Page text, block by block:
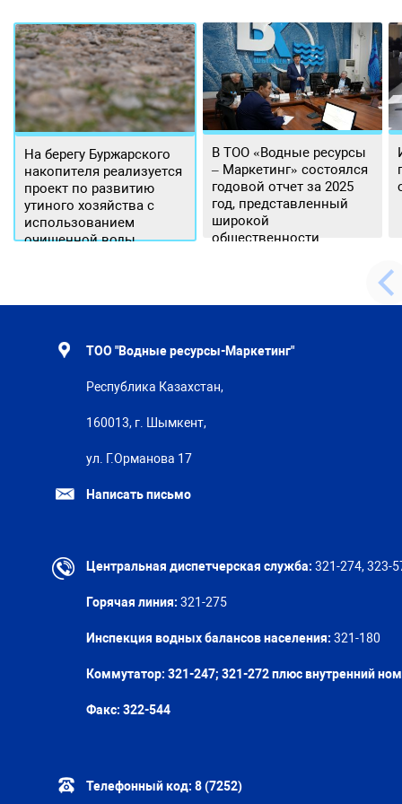
На берегу Буржарского
накопителя реализуется
проект по развитию
утиного хозяйства с
использованием
очищенной воды
В ТОО «Водные ресурсы
– Маркетинг» состоялся
годовой отчет за 2025
год, представленный
широкой
общественности.
ТОО "Водные ресурсы-Маркетинг"
Республика Казахстан,
160013, г. Шымкент,
ул. Г.Орманова 17
Написать письмо
Центральная диспетчерская служба: 321-274, 323-
Горячая линия: 321-275
Инспекция водных балансов населения: 321-180
Коммутатор: 321-247; 321-272 плюс внутренний
Факс: 322-544
Телефонный код: 8 (7252)